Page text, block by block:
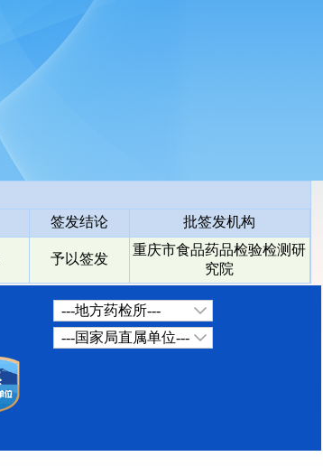
签发结论 批签发机构
予以签发
重庆市食品药品检验检测研
究院
---地方药检所---
---国家局直属单位---